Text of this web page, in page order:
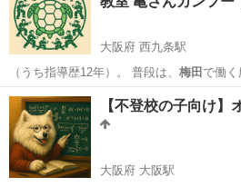
習内容■ ページ/書式設定(応...
大阪府 西九条駅
（うち指導歴12年）。 普段は、 梅田 で働く
日本…
大阪 大阪市 西九条駅 太極拳
【不登校の子向け】
大阪府 大阪駅